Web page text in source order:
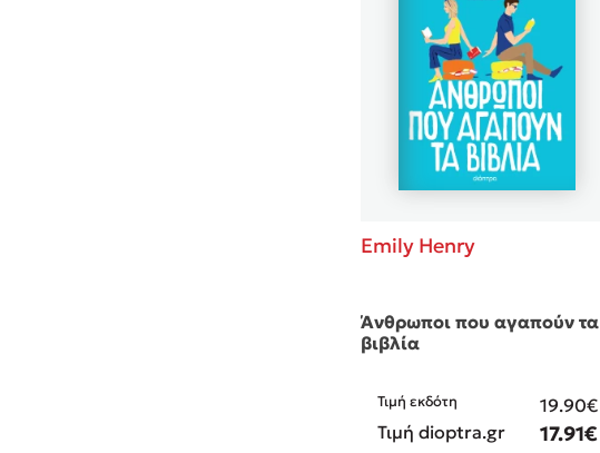
Emily Henry
Άνθρωποι που αγαπούν τα
βιβλία
Τιμή εκδότη
19.90€
Τιμή dioptra.gr
17.91€